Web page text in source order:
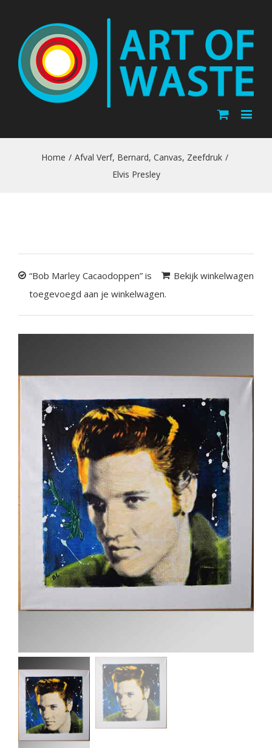
Home / Afval Verf, Bernard, Canvas, Zeefdruk /
Elvis Presley
Bekijk winkelwagen
“Bob Marley Cacaodoppen” is
toegevoegd aan je winkelwagen.